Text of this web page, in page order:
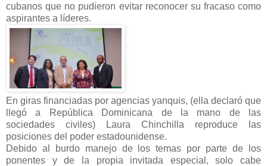
cubanos que no pudieron evitar reconocer su fracaso como
aspirantes a líderes.
En giras financiadas por agencias yanquis, (ella declaró que
llegó a República Dominicana de la mano de las
sociedades civiles) Laura Chinchilla reproduce las
posiciones del poder estadounidense.
Debido al burdo manejo de los temas por parte de los
ponentes y de la propia invitada especial, solo cabe